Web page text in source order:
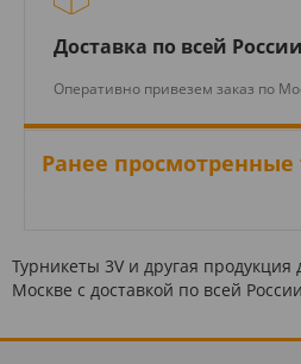
Доставка по всей России
Оперативно привезем заказ по
Ранее просмотренные
Турникеты 3V и другая продукция
Москве с доставкой по всей